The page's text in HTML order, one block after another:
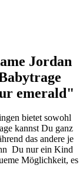
Jordan
emerald"
bietet sowohl
kannst Du ganz
das andere je
Du nur ein Kind
Möglichkeit, es